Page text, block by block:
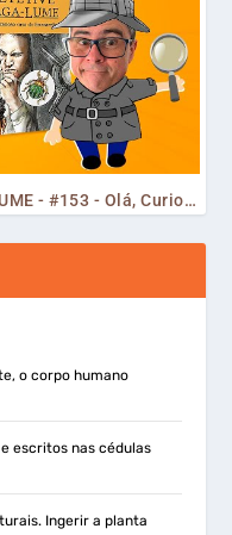
MEMÓRIAS DA COLEÇÃO VAGA-LUME - #153 - Olá, Curiosos! 2023
o corpo humano
escritos nas cédulas
Ingerir a planta